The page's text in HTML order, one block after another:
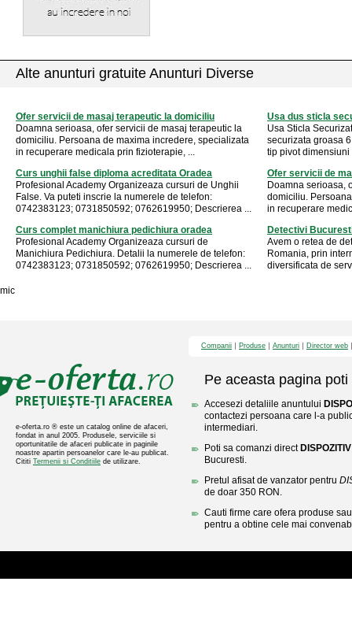
Alte anunturi gratuite Anunturi Diverse
Ofer servicii de masaj terapeutic la domiciliu
Doamna serioasa, ofer servicii de masaj terapeutic la
domiciliu. Persoana de maxima incredere, specializata
in recuperare medicala prin fizioterapie, ...
Usa dus sticla
Usa Sticla
securizata groasa
tip pivot dimensiuni
Curs unghii false diploma acreditata Oradea
Profesional Academy Organizeaza cursuri de Unghii
False. Va puteti inscrie la numerele de telefon:
0742383123; 0731850592; 0762619950; Descrierea ...
Ofer servicii de
Doamna serioasa,
domiciliu.
in recuperare
Curs complet manichiura pedichiura oradea
Profesional Academy Organizeaza cursuri de
Manichiura Pedichiura. Detalii la numerele de telefon:
0742383123; 0731850592; 0762619950; Descrierea ...
Detectivi
Avem o retea de
Romania, prin
diversificata de
mic
e-oferta.ro ® este un catalog online de afaceri,
fondat in anul 2005. Produsele, serviciile si
oportunitatile de afaceri publicate in paginile
noastre apartin persoanelor care le-au publicat.
Cititi Termenii si Conditiile de utilizare.
Companii Produse Anunturi Director web
Pe aceasta pagina poti
Accesezi detaliile anuntului
contactezi persoana care l-a
intermediari.
Poti sa comanzi direct
Bucuresti.
Pretul afisat de vanzator pentru
de doar 350 RON.
Cauti firme care ofera produse
pentru a obtine cele mai